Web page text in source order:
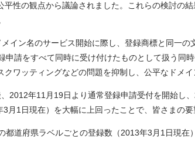
平性の観点から議論されました。これらの検討の
イン名のサービス開始に際し、登録商標と同一
申請をすべて同時に受け付けたものとして扱う同
ワッティングなどの問題を抑制し、公平なドメ
2012年11月19日より通常登録申請受付を開始し
月1日現在）を大幅に上回ったことで、皆さまの
道府県ラベルごとの登録数（2013年3月1日現